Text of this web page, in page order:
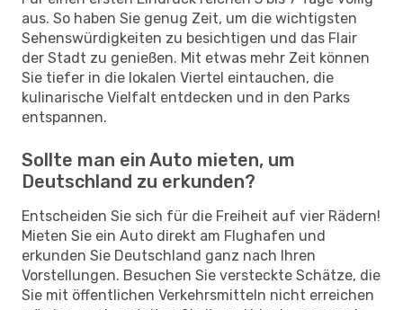
aus. So haben Sie genug Zeit, um die wichtigsten
Sehenswürdigkeiten zu besichtigen und das Flair
der Stadt zu genießen. Mit etwas mehr Zeit können
Sie tiefer in die lokalen Viertel eintauchen, die
kulinarische Vielfalt entdecken und in den Parks
entspannen.
Sollte man ein Auto mieten, um
Deutschland zu erkunden?
Entscheiden Sie sich für die Freiheit auf vier Rädern!
Mieten Sie ein Auto direkt am Flughafen und
erkunden Sie Deutschland ganz nach Ihren
Vorstellungen. Besuchen Sie versteckte Schätze, die
Sie mit öffentlichen Verkehrsmitteln nicht erreichen